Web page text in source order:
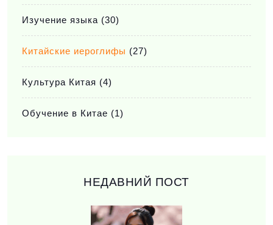
Изучение языка (30)
Китайские иероглифы (27)
Культура Китая (4)
Обучение в Китае (1)
НЕДАВНИЙ ПОСТ